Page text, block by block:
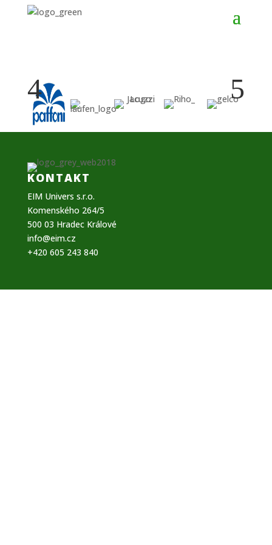
4 5
KONTAKT
EIM Univers s.r.o.
Komenského 264/5
500 03 Hradec Králové
info@eim.cz
+420 605 243 840